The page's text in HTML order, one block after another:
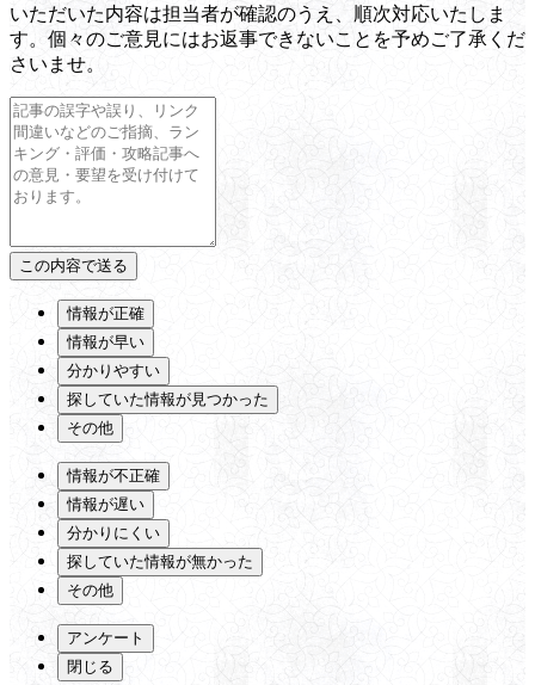
いただいた内容は担当者が確認のうえ、順次対応いたしま
す。個々のご意見にはお返事できないことを予めご了承くだ
さいませ。
情報が正確
情報が早い
分かりやすい
探していた情報が見つかった
その他
情報が不正確
情報が遅い
分かりにくい
探していた情報が無かった
その他
アンケート
閉じる